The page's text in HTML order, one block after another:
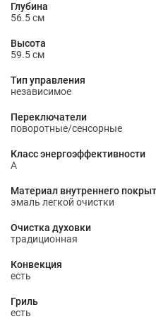
Глубина
56.5 см
Высота
59.5 см
Тип управления
независимое
Переключатели
поворотные/сенсорные
Класс энергоэффективности
A
Материал внутреннего
эмаль легкой очистки
Очистка духовки
традиционная
Конвекция
есть
Гриль
есть